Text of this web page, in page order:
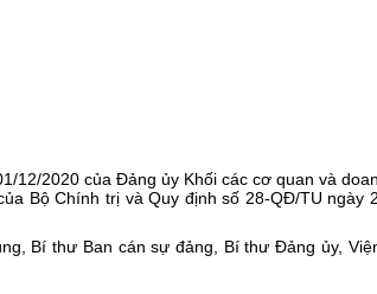
12/2020 của Đảng ủy Khối các cơ quan và
Bộ Chính trị và Quy định số 28-QĐ/TU
Bí thư Ban cán sự đảng, Bí thư Đảng ủy,